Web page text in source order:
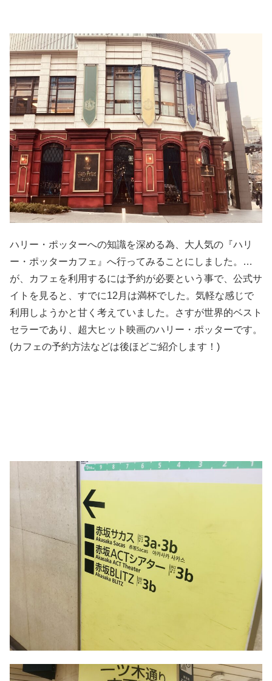
ハリー・ポッターへの知識を深める為、大人気の『ハリ
ー・ポッターカフェ』へ行ってみることにしました。
…
が、カフェを利用するには予約が必要という事で、公式サ
イトを見ると、すでに12 月は満杯でした。気軽な感じで
利用しようかと甘く考えていました。さすが世界的ベスト
セラーであり、超大ヒット映画のハリー・ポッターです。
(カフェの予約方法などは後ほどご紹介します！ )